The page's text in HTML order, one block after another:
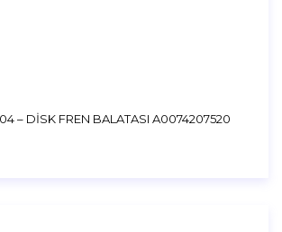
– DİSK FREN BALATASI A0074207520